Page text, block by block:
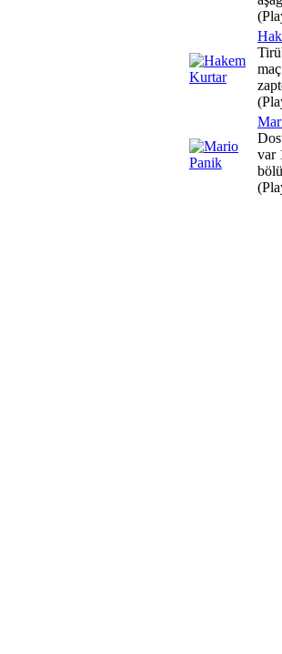
var